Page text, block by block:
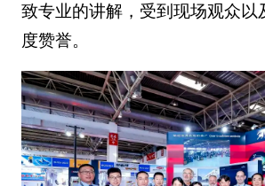
致专业的讲解，受到现场观众以
度赞誉。